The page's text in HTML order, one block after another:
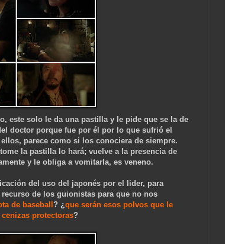
este solo le da una pastilla y le pide que se la de
doctor porque fue por él por lo que sufrió el
parece como si los conociera de siempre.
la pastilla lo hará; vuelve a la presencia de
y le obliga a vomitarla, es veneno.
del uso del japonés por el lider, para
de los guionistas para que no nos
de baseball ? ¿que serán esos polvos que le
protectoras?